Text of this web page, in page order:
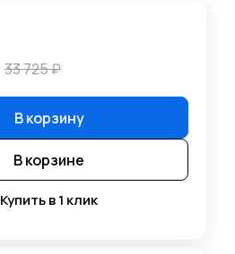
33 725 ₽
В корзину
В корзине
Купить в 1 клик